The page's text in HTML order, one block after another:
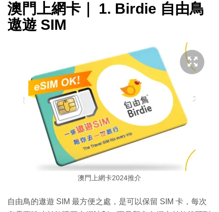
澳門上網卡｜ 1. Birdie 自由鳥
遨遊 SIM
澳門上網卡2024推介
自由鳥的遨遊 SIM 最方便之處，是可以保留 SIM 卡，每次